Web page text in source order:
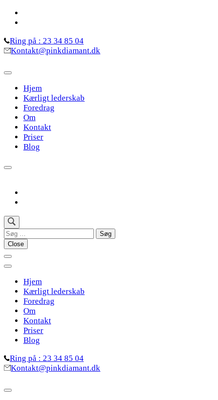
Skip
(Press
Enter)
Ring på : 23 34 85 04
Kontakt@pinkdiamant.dk
Hjem
Kærligt lederskab
Foredrag
Om
Kontakt
Priser
Blog
Søg
efter:
Close
Hjem
Kærligt lederskab
Foredrag
Om
Kontakt
Priser
Blog
Ring på : 23 34 85 04
Kontakt@pinkdiamant.dk